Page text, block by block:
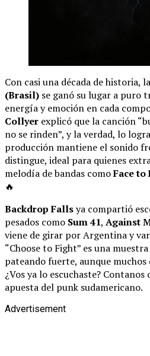
Con casi una década de historia,
(Brasil) se ganó su lugar a puro
energía y emoción en cada
Collyer explicó que la canción
no se rinden”, y la verdad, lo
producción mantiene el sonido
distingue, ideal para quienes
melodía de bandas comoFace to
🔥
Backdrop Fallsya compartió
pesados como Sum 41, Against
viene de girar por Argentina y
“Choose to Fight” es una
pateando fuerte, aunque
¿Vos ya lo escuchaste?
apuesta del punk sudamericano.
Advertisement